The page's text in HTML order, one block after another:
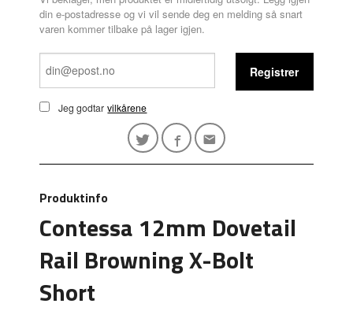
din e-postadresse og vi vil sende deg en melding så snart
varen kommer tilbake på lager igjen.
Jeg godtar vilkårene
Registrer
Produktinfo
Contessa 12mm Dovetail
Rail Browning X-Bolt
Short